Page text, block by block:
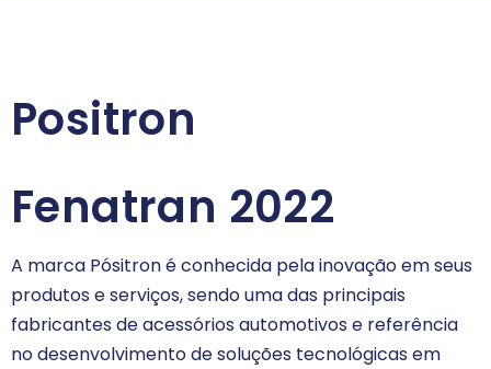
Positron
Fenatran 2022
A marca Pósitron é conhecida pela inovação em seus
produtos e serviços, sendo uma das principais
fabricantes de acessórios automotivos e referência
no desenvolvimento de soluções tecnológicas em